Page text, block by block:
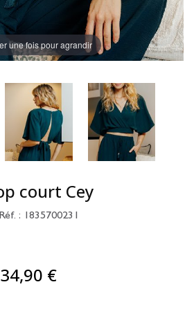
une fois pour agrandir
court Cey
Réf. : 1835700231
34,90 €